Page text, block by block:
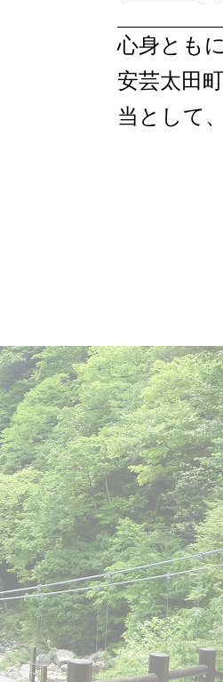
心身とも
安芸太田
当として